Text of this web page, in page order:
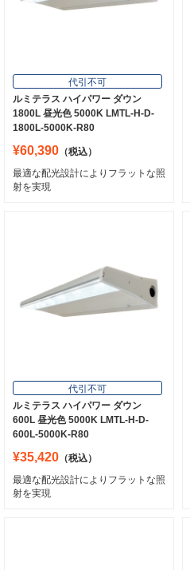
代引不可
ルミテラス ハイパワー ダウン
1800L 昼光色 5000K LMTL-H-D-
1800L-5000K-R80
¥60,390 （税込）
最適な配光設計によりフラットな照
射を実現
代引不可
ルミテラス ハイパワー ダウン
600L 昼光色 5000K LMTL-H-D-
600L-5000K-R80
¥35,420 （税込）
最適な配光設計によりフラットな照
射を実現